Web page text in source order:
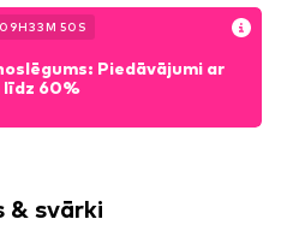
09H33M 48 S
Piedāvājumi ar
60%
& svārki